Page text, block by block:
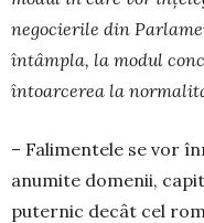
negocierile din
întâmpla, la modul
întoarcerea la
– Falimentele se vor
anumite domenii,
puternic decât cel